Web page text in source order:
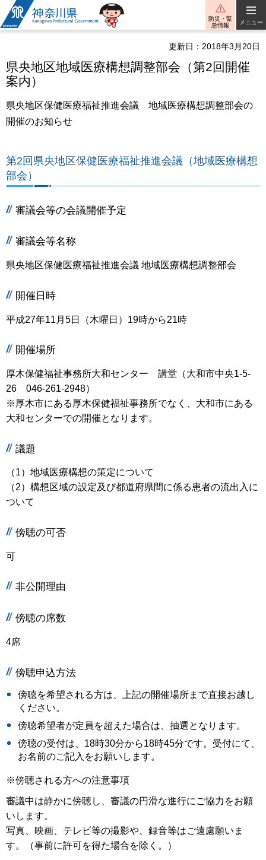
神奈川県
防災・緊
急情報
メニュー
更新日：2018年3月20日
県央地区地域医療構想調整部会（第2回開催
案内）
県央地区保健医療福祉推進会議 地域医療構想調整部会の
開催のお知らせ
第2回県央地区保健医療福祉推進会議（地域医療構想
部会）
審議会等の会議開催予定
審議会等名称
県央地区保健医療福祉推進会議 地域医療構想調整部会
開催日時
平成27年11月5日（木曜日）19時から21時
開催場所
厚木保健福祉事務所大和センター 講堂（大和市中央1-5-
26 046-261-2948）
※厚木市にある厚木保健福祉事務所でなく、大和市にある
大和センターでの開催となります。
議題
（1）地域医療構想の策定について
（2）構想区域の設定及び都道府県間に係る患者の流出入に
ついて
傍聴の可否
可
非公開理由
傍聴の席数
4席
傍聴申込方法
傍聴を希望される方は、上記の開催場所まで直接お越し
ください。
傍聴希望者が定員を超えた場合は、抽選となります。
傍聴の受付は、18時30分から18時45分です。受付にて、
お名前のご記入をお願いします。
※傍聴される方への注意事項
審議中は静かに傍聴し、審議の円滑な進行にご協力をお願
いします。
写真、映画、テレビ等の撮影や、録音等はご遠慮願いま
す。（事前に許可を得た場合を除く。）